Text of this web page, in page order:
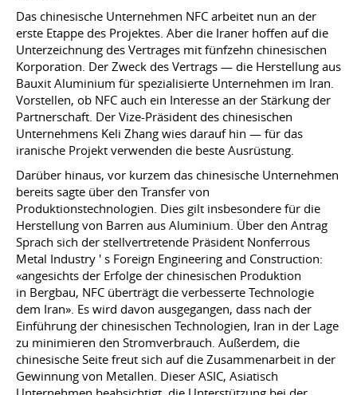
Das chinesische Unternehmen NFC arbeitet nun an der
erste Etappe des Projektes. Aber die Iraner hoffen auf die
Unterzeichnung des Vertrages mit fünfzehn chinesischen
Korporation. Der Zweck des Vertrags — die Herstellung aus
Bauxit Aluminium für spezialisierte Unternehmen im Iran.
Vorstellen, ob NFC auch ein Interesse an der Stärkung der
Partnerschaft. Der Vize-Präsident des chinesischen
Unternehmens Keli Zhang wies darauf hin — für das
iranische Projekt verwenden die beste Ausrüstung.
Darüber hinaus, vor kurzem das chinesische Unternehmen
bereits sagte über den Transfer von
Produktionstechnologien. Dies gilt insbesondere für die
Herstellung von Barren aus Aluminium. Über den Antrag
Sprach sich der stellvertretende Präsident Nonferrous
Metal Industry ' s Foreign Engineering and Construction:
«angesichts der Erfolge der chinesischen Produktion
in Bergbau, NFC überträgt die verbesserte Technologie
dem Iran». Es wird davon ausgegangen, dass nach der
Einführung der chinesischen Technologien, Iran in der Lage
zu minimieren den Stromverbrauch. Außerdem, die
chinesische Seite freut sich auf die Zusammenarbeit in der
Gewinnung von Metallen. Dieser ASIC, Asiatisch